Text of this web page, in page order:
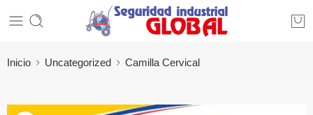
Inicio Uncategorized Camilla Cervical